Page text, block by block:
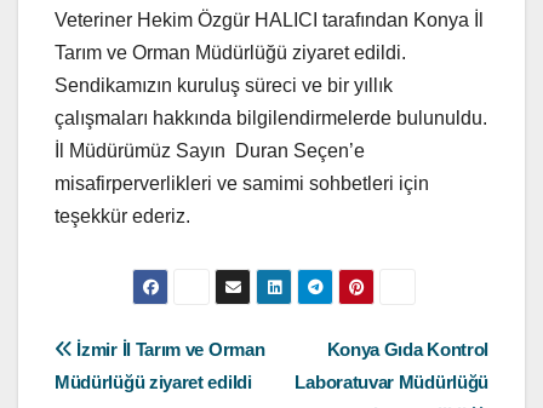
Veteriner Hekim Özgür HALICI tarafından Konya İl
Tarım ve Orman Müdürlüğü ziyaret edildi.
Sendikamızın kuruluş süreci ve bir yıllık
çalışmaları hakkında bilgilendirmelerde bulunuldu.
İl Müdürümüz Sayın Duran Seçen’e
misafirperverlikleri ve samimi sohbetleri için
teşekkür ederiz.
Yazı
Konya Gıda Kontrol
Laboratuvar Müdürlüğü
İzmir İl Tarım ve Orman
Müdürlüğü ziyaret edildi